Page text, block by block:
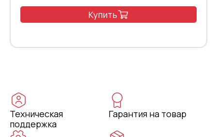
Купить
Техническая
поддержка
Гарантия на товар